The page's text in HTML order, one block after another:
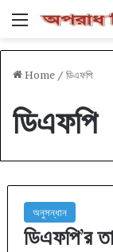
Menu
Home / ডিএফপি
ডিএফপি
অনুসন্ধান
ডিএফপি’র